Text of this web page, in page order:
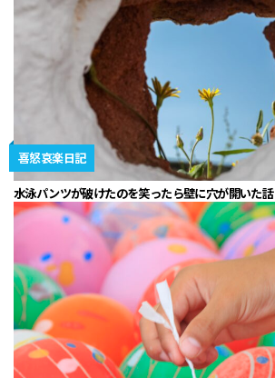
喜怒哀楽日記
水泳パンツが破けたのを笑ったら壁に穴が開いた話